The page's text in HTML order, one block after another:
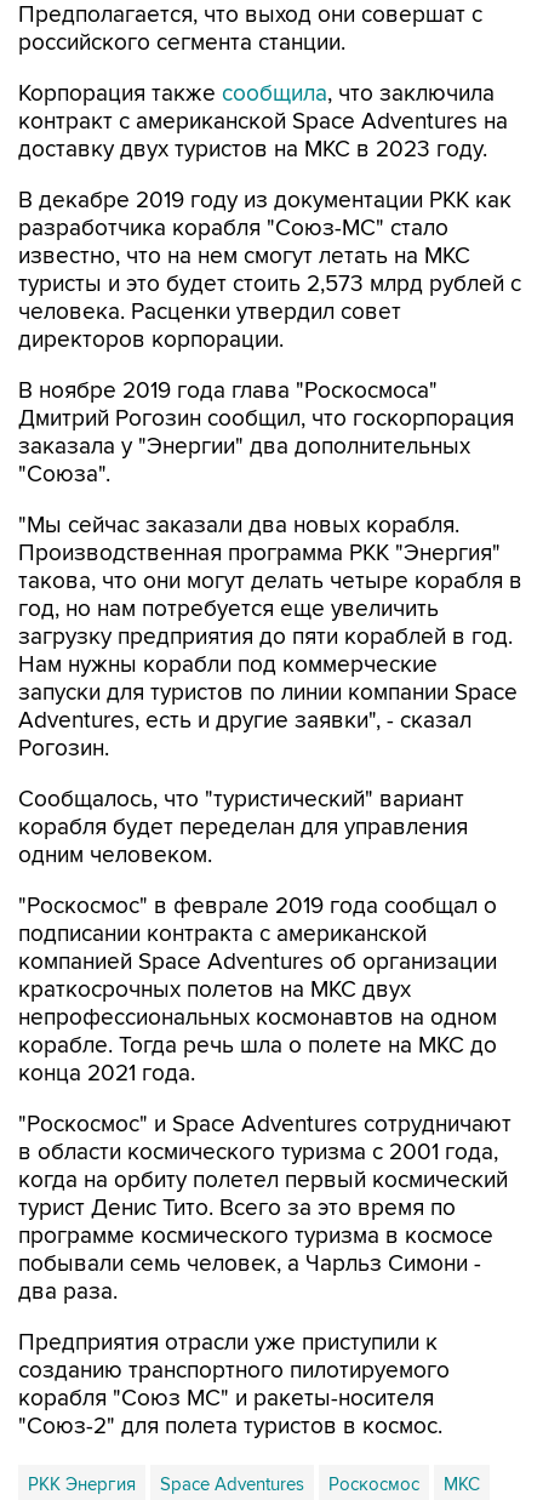
Предполагается, что выход они совершат с
российского сегмента станции.
Корпорация также сообщила, что заключила
контракт с американской Space Adventures на
доставку двух туристов на МКС в 2023 году.
В декабре 2019 году из документации РКК как
разработчика корабля "Союз-МС" стало
известно, что на нем смогут летать на МКС
туристы и это будет стоить 2,573 млрд рублей с
человека. Расценки утвердил совет
директоров корпорации.
В ноябре 2019 года глава "Роскосмоса"
Дмитрий Рогозин сообщил, что госкорпорация
заказала у "Энергии" два дополнительных
"Союза".
"Мы сейчас заказали два новых корабля.
Производственная программа РКК "Энергия"
такова, что они могут делать четыре корабля в
год, но нам потребуется еще увеличить
загрузку предприятия до пяти кораблей в год.
Нам нужны корабли под коммерческие
запуски для туристов по линии компании Space
Adventures, есть и другие заявки", - сказал
Рогозин.
Сообщалось, что "туристический" вариант
корабля будет переделан для управления
одним человеком.
"Роскосмос" в феврале 2019 года сообщал о
подписании контракта с американской
компанией Space Adventures об организации
краткосрочных полетов на МКС двух
непрофессиональных космонавтов на одном
корабле. Тогда речь шла о полете на МКС до
конца 2021 года.
"Роскосмос" и Space Adventures сотрудничают
в области космического туризма с 2001 года,
когда на орбиту полетел первый космический
турист Денис Тито. Всего за это время по
программе космического туризма в космосе
побывали семь человек, а Чарльз Симони -
два раза.
Предприятия отрасли уже приступили к
созданию транспортного пилотируемого
корабля "Союз МС" и ракеты-носителя
"Союз-2" для полета туристов в космос.
РКК Энергия Space Adventures Роскосмос МКС